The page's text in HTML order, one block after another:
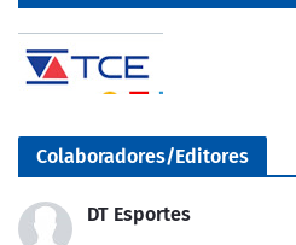
Colaboradores/Editores
DT Esportes